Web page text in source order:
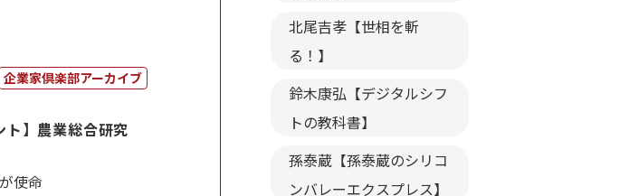
企業家倶楽部アーカイブ
ト】農業総合研究
使命
北尾吉孝【世相を斬
る！】
鈴木康弘【デジタルシフ
トの教科書】
孫泰蔵【孫泰蔵のシリコ
ンバレーエクスプレス】